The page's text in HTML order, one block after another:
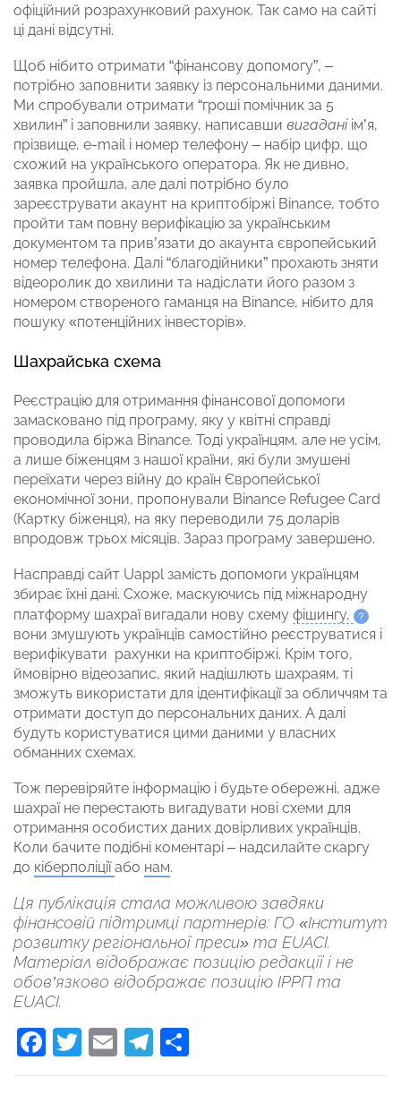
офіційний розрахунковий рахунок. Так само на сайті
ці дані відсутні.
Щоб нібито отримати “фінансову допомогу”, –
потрібно заповнити заявку із персональними даними.
Ми спробували отримати “гроші помічник за 5
хвилин” і заповнили заявку, написавши вигаданіім’я,
прізвище, e-mail і номер телефону – набір цифр, що
схожий на українського оператора. Як не дивно,
заявка пройшла, але далі потрібно було
зареєструвати акаунт на криптобіржі Binance, тобто
пройти там повну верифікацію за українським
документом та прив’язати до акаунта європейський
номер телефона. Далі “благодійники” прохають зняти
відеоролик до хвилини та надіслати його разом з
номером створеного гаманця на Binance, нібито для
пошуку «потенційних інвесторів».
Шахрайська схема
Реєстрацію для отримання фінансової допомоги
замасковано під програму, яку у квітні справді
проводила біржа Binance. Тоді українцям, але не усім,
а лише біженцям з нашої країни, які були змушені
переїхати через війну до країн Європейської
економічної зони, пропонували Binance Refugee Card
(Картку біженця), на яку переводили 75 доларів
впродовж трьох місяців. Зараз програму завершено.
Насправді сайт Uappl замість допомоги українцям
збирає їхні дані. Схоже, маскуючись під міжнародну
платформу шахраї вигадали нову схему фішингу,
вони змушують українців самостійно реєструватися і
верифікувати рахунки на криптобіржі. Крім того,
ймовірно відеозапис, який надішлють шахраям, ті
зможуть використати для ідентифікації за обличчям та
отримати доступ до персональних даних. А далі
будуть користуватися цими даними у власних
обманних схемах.
Тож перевіряйте інформацію і будьте обережні, адже
шахраї не перестають вигадувати нові схеми для
отримання особистих даних довірливих українців.
Коли бачите подібні коментарі – надсилайте скаргу
до кіберполіціїабо нам.
Ця публікація стала можливою завдяки
фінансовій підтримці партнерів: ГО «Інститут
розвитку регіональної преси» та EUACI.
Матеріал відображає позицію редакції і не
обов’язково відображає позицію ІРРП та
EUACІ.
Facebook
Twitter
EmailTelegram